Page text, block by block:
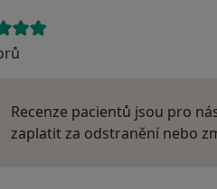
Recenze pacientů jsou pro
zaplatit za odstranění nebo